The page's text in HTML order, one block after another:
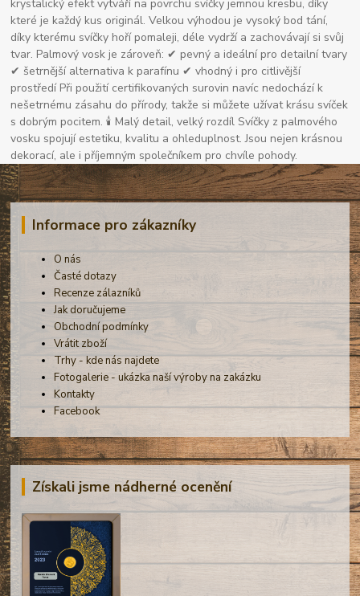
krystalický efekt vytváří na povrchu svíčky jemnou kresbu, díky
které je každý kus originál. Velkou výhodou je vysoký bod tání,
díky kterému svíčky hoří pomaleji, déle vydrží a zachovávají si svůj
tvar. Palmový vosk je zároveň: ✔ pevný a ideální pro detailní tvary
✔ šetrnější alternativa k parafínu ✔ vhodný i pro citlivější
prostředí Při použití certifikovaných surovin navíc nedochází k
nešetrnému zásahu do přírody, takže si můžete užívat krásu svíček
s dobrým pocitem. 🕯 Malý detail, velký rozdíl Svíčky z palmového
vosku spojují estetiku, kvalitu a ohleduplnost. Jsou nejen krásnou
dekorací, ale i příjemným společníkem pro chvíle pohody.
Informace pro zákazníky
O nás
Časté dotazy
Recenze zálazníků
Jak doručujeme
Obchodní podmínky
Vrátit zboží
Trhy - kde nás najdete
Fotogalerie - ukázka naší výroby na zakázku
Kontakty
Facebook
Získali jsme nádherné ocenění